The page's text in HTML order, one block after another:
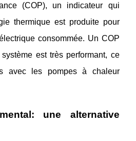
(COP), un indicateur qui
thermique est produite pour
consommée. Un COP
est très performant, ce
avec les pompes à chaleur
une alternative